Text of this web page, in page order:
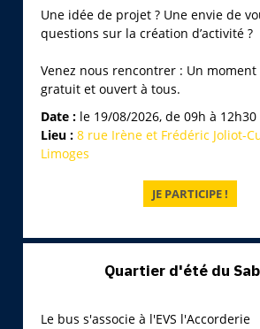
Une idée de projet ? Une envie de
questions sur la création d’activité ?
Venez nous rencontrer : Un moment
gratuit et ouvert à tous.
Date : le 19/08/2026, de 09h à 12h30
Lieu : 8 rue Irène et Frédéric Joliot-
Limoges
Quartier d'été du
Le bus s'associe à l'EVS l'Accorderie